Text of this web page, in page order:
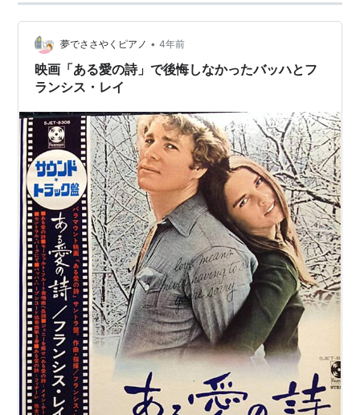
夢でささやくピアノ • 4年前
映画「ある愛の詩」で後悔しなかったバッハとフ
ランシス・レイ